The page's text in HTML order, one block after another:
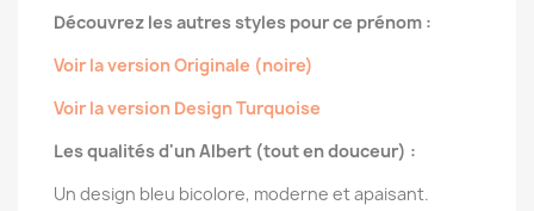
Découvrez les autres styles pour ce prénom :
Voir la version Originale (noire)
Voir la version Design Turquoise
Les qualités d'un Albert (tout en douceur) :
Un design bleu bicolore, moderne et apaisant.